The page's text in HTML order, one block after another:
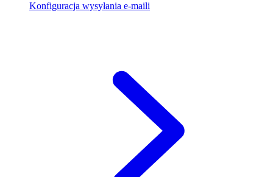
Konfiguracja wysyłania e-maili